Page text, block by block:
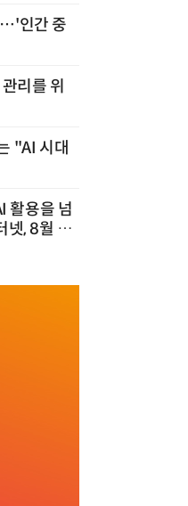
…'인간 중
리를 위
"AI 시대
활용을 넘
넷, 8월 실